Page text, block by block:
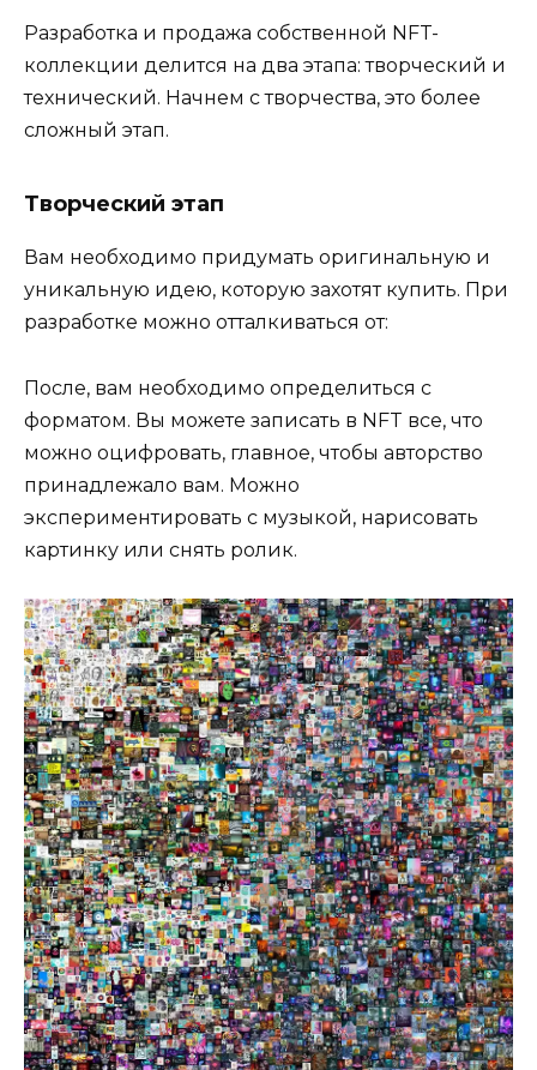
Разработка и продажа собственной NFT-
коллекции делится на два этапа: творческий и
технический. Начнем с творчества, это более
сложный этап.
Творческий этап
Вам необходимо придумать оригинальную и
уникальную идею, которую захотят купить. При
разработке можно отталкиваться от:
После, вам необходимо определиться с
форматом. Вы можете записать в NFT все, что
можно оцифровать, главное, чтобы авторство
принадлежало вам. Можно
экспериментировать с музыкой, нарисовать
картинку или снять ролик.